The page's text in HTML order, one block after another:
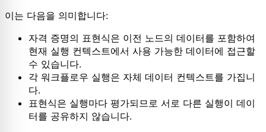
이는 다음을 의미합니다:
자격 증명의 표현식은 이전 노드의 데이터를 포함하여
현재 실행 컨텍스트에서 사용 가능한 데이터에 접근할
수 있습니다.
각 워크플로우 실행은 자체 데이터 컨텍스트를 가집니
다.
표현식은 실행마다 평가되므로 서로 다른 실행이 데이
터를 공유하지 않습니다.